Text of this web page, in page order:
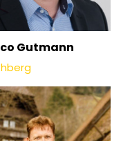
Gutmann